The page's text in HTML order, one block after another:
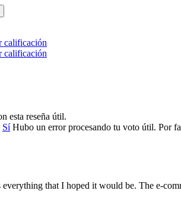
calificación
calificación
esta reseña útil.
Sí Hubo un error procesando tu voto útil. Por
that I hoped it would be. The e-